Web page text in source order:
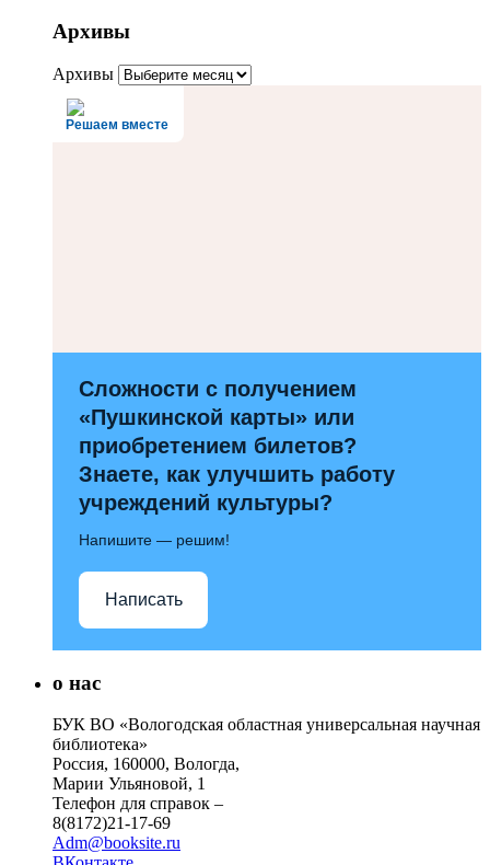
Архивы
Архивы
Решаем вместе
Сложности с получением
«Пушкинской карты» или
приобретением билетов?
Знаете, как улучшить работу
учреждений культуры?
Напишите — решим!
Написать
о нас
БУК ВО «Вологодская областная универсальная научная
библиотека»
Россия, 160000, Вологда,
Марии Ульяновой, 1
Телефон для справок –
8(8172)21-17-69
Adm@booksite.ru